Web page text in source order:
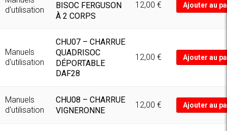
d'utilisation
BISOC FERGUSON
À 2 CORPS
12,00 € Ajouter au
Manuels
d'utilisation
CHU07 – CHARRUE
QUADRISOC
DÉPORTABLE
DAF28
12,00 € Ajouter au
Manuels
d'utilisation
CHU08 – CHARRUE
VIGNERONNE
12,00 € Ajouter au